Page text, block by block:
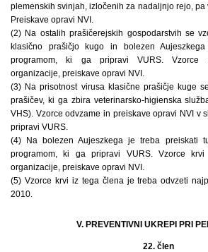
plemenskih svinjah, izločenih za nadaljnjo rejo, pa
Preiskave opravi NVI.
(2) Na ostalih prašičerejskih gospodarstvih se
klasično prašičjo kugo in bolezen
programom, ki ga pripravi VURS. Vzorce
organizacije, preiskave opravi NVI.
(3) Na prisotnost virusa klasične prašičje kuge
prašičev, ki ga zbira veterinarsko-higienska
VHS). Vzorce odvzame in preiskave opravi NVI v
pripravi VURS.
(4) Na bolezen Aujeszkega je treba preiskati
programom, ki ga pripravi VURS. Vzorce krvi
organizacije, preiskave opravi NVI.
(5) Vzorce krvi iz tega člena je treba odvzeti
2010.
V. PREVENTIVNI UKREPI PRI
22. člen